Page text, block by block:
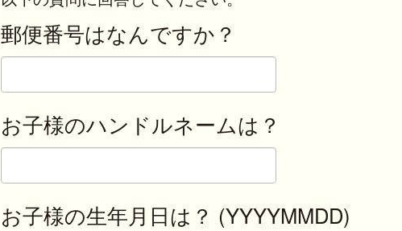
郵便番号はなんですか？
お子様のハンドルネームは？
お子様の生年月日は？ (YYYYMMDD)